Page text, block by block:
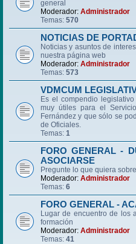
general
Moderador: Administrador
Temas: 570
NOTICIAS DE
Noticias y asuntos de
nuestra página web
Moderador: Administrador
Temas: 573
VDMCUM
Es el compendio
muy útiles para el
Fernández y que sólo se
de Oficiales.
Temas: 1
FORO GENERAL -
ASOCIARSE
Pregunte lo que quiera
Moderador: Administrador
Temas: 6
FORO GENERAL -
Lugar de encuentro de los
formación
Moderador: Administrador
Temas: 41